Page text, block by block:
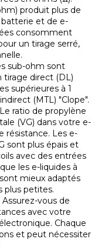
produit plus de
et de e-
consomment
un tirage serré,
sub-ohm sont
tirage direct (DL)
supérieures à 1
(MTL) "Clope".
Le ratio de propylène
(VG) dans votre e-
résistance. Les e-
sont plus épais et
avec des entrées
les e-liquides à
mieux adaptés
plus petites.
Assurez-vous de
avec votre
Chaque
et peut nécessiter